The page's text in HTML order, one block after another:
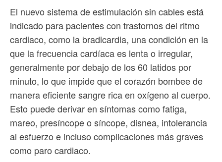
El nuevo sistema de estimulación sin cables está
indicado para pacientes con trastornos del ritmo
cardiaco, como la bradicardia, una condición en la
que la frecuencia cardíaca es lenta o irregular,
generalmente por debajo de los 60 latidos por
minuto, lo que impide que el corazón bombee de
manera eficiente sangre rica en oxígeno al cuerpo.
Esto puede derivar en síntomas como fatiga,
mareo, presíncope o síncope, disnea, intolerancia
al esfuerzo e incluso complicaciones más graves
como paro cardiaco.